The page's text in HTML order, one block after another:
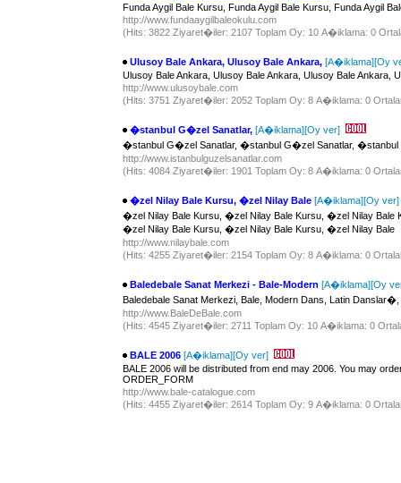
Funda Aygil Bale Kursu, Funda Aygil Bale Kursu, Funda Aygil
http://www.fundaaygilbaleokulu.com
(Hits: 3822 Ziyaret�iler: 2107 Toplam Oy: 10 A�iklama: 0
Ulusoy Bale Ankara, Ulusoy Bale Ankara, [A�iklama][Oy
Ulusoy Bale Ankara, Ulusoy Bale Ankara, Ulusoy Bale Ankara,
http://www.ulusoybale.com
(Hits: 3751 Ziyaret�iler: 2052 Toplam Oy: 8 A�iklama: 0
�stanbul G�zel Sanatlar, [A�iklama][Oy ver]
�stanbul G�zel Sanatlar, �stanbul G�zel Sanatlar, �stanbul
http://www.istanbulguzelsanatlar.com
(Hits: 4084 Ziyaret�iler: 1901 Toplam Oy: 8 A�iklama: 0
�zel Nilay Bale Kursu, �zel Nilay Bale [A�iklama][Oy ver]
�zel Nilay Bale Kursu, �zel Nilay Bale Kursu, �zel Nilay
�zel Nilay Bale Kursu, �zel Nilay Bale Kursu, �zel Nilay Bale
http://www.nilaybale.com
(Hits: 4255 Ziyaret�iler: 2154 Toplam Oy: 8 A�iklama: 0
Baledebale Sanat Merkezi - Bale-Modern [A�iklama][Oy
Baledebale Sanat Merkezi, Bale, Modern Dans, Latin Danslar�,
http://www.BaleDeBale.com
(Hits: 4545 Ziyaret�iler: 2711 Toplam Oy: 10 A�iklama: 0
BALE 2006 [A�iklama][Oy ver]
BALE 2006 will be distributed from end may 2006. You may
ORDER_FORM
http://www.bale-catalogue.com
(Hits: 4455 Ziyaret�iler: 2614 Toplam Oy: 9 A�iklama: 0